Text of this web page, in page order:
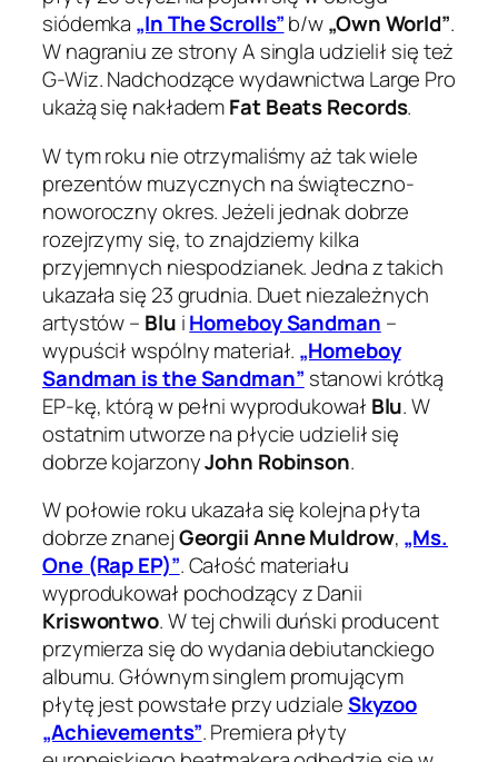
siódemka „In The Scrolls”b/w„Own World”.
W nagraniu ze strony A singla udzielił się też
G-Wiz. Nadchodzące wydawnictwa Large Pro
ukażą się nakłademFat Beats Records.
W tym roku nie otrzymaliśmy aż tak wiele
prezentów muzycznych na świąteczno-
noworoczny okres. Jeżeli jednak dobrze
rozejrzymy się, to znajdziemy kilka
przyjemnych niespodzianek. Jedna z takich
ukazała się 23 grudnia. Duet niezależnych
artystów – Blu iHomeboy Sandman –
wypuścił wspólny materiał. „Homeboy
Sandman is the Sandman” stanowi krótką
EP-kę, którą w pełni wyprodukował Blu. W
ostatnim utworze na płycie udzielił się
dobrze kojarzonyJohn Robinson.
W połowie roku ukazała się kolejna płyta
dobrze znanejGeorgii Anne Muldrow, „Ms.
One (Rap EP)”. Całość materiału
wyprodukował pochodzący z Danii
Kriswontwo. W tej chwili duński producent
przymierza się do wydania debiutanckiego
albumu. Głównym singlem promującym
płytę jest powstałe przy udzialeSkyzoo
„Achievements”. Premiera płyty